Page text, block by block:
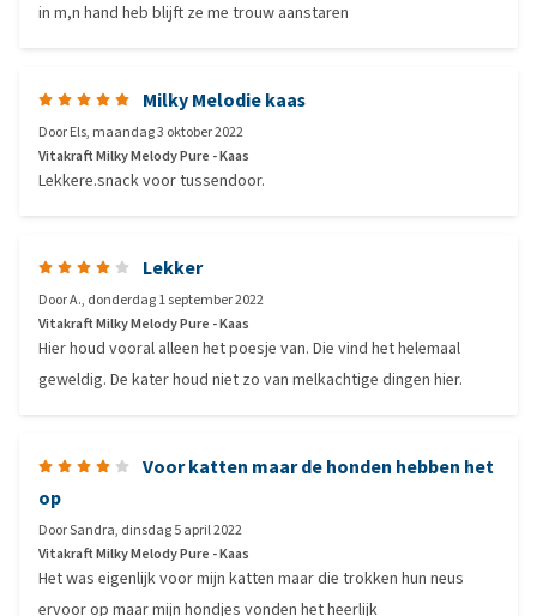
in m,n hand heb blijft ze me trouw aanstaren
Milky Melodie kaas
DoorEls, maandag 3 oktober 2022
Vitakraft Milky Melody Pure - Kaas
Lekkere.snack voor tussendoor.
Lekker
DoorA., donderdag 1 september 2022
Vitakraft Milky Melody Pure - Kaas
Hier houd vooral alleen het poesje van. Die vind het helemaal
geweldig. De kater houd niet zo van melkachtige dingen hier.
Voor katten maar de honden hebben het
op
DoorSandra, dinsdag 5 april 2022
Vitakraft Milky Melody Pure - Kaas
Het was eigenlijk voor mijn katten maar die trokken hun neus
ervoor op maar mijn hondjes vonden het heerlijk